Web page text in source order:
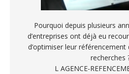
Pourquoi depuis plusieurs
d’entreprises ont déjà eu
d’optimiser leur
recherches
L AGENCE-